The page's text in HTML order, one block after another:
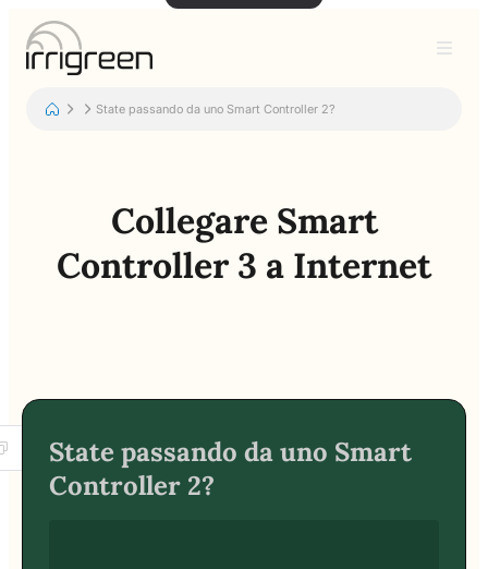
State passando da uno Smart Controller 2?
Collegare Smart
Controller 3 a Internet
State passando da uno Smart
Controller 2?